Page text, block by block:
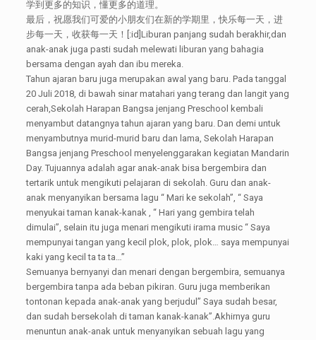
学到更多的知识，懂更多的道理。
最后，祝愿我们可爱的小朋友们在新的学期里，快乐每一天，进
步每一天，收获每一天！[:id]Liburan panjang sudah berakhir,dan
anak-anak juga pasti sudah melewati liburan yang bahagia
bersama dengan ayah dan ibu mereka.
Tahun ajaran baru juga merupakan awal yang baru. Pada tanggal
20 Juli 2018, di bawah sinar matahari yang terang dan langit yang
cerah,Sekolah Harapan Bangsa jenjang Preschool kembali
menyambut datangnya tahun ajaran yang baru. Dan demi untuk
menyambutnya murid-murid baru dan lama, Sekolah Harapan
Bangsa jenjang Preschool menyelenggarakan kegiatan Mandarin
Day. Tujuannya adalah agar anak-anak bisa bergembira dan
tertarik untuk mengikuti pelajaran di sekolah. Guru dan anak-
anak menyanyikan bersama lagu “ Mari ke sekolah”, “ Saya
menyukai taman kanak-kanak , “ Hari yang gembira telah
dimulai”, selain itu juga menari mengikuti irama music “ Saya
mempunyai tangan yang kecil plok, plok, plok… saya mempunyai
kaki yang kecil ta ta ta…”
Semuanya bernyanyi dan menari dengan bergembira, semuanya
bergembira tanpa ada beban pikiran. Guru juga memberikan
tontonan kepada anak-anak yang berjudul” Saya sudah besar,
dan sudah bersekolah di taman kanak-kanak”.Akhirnya guru
menuntun anak-anak untuk menyanyikan sebuah lagu yang